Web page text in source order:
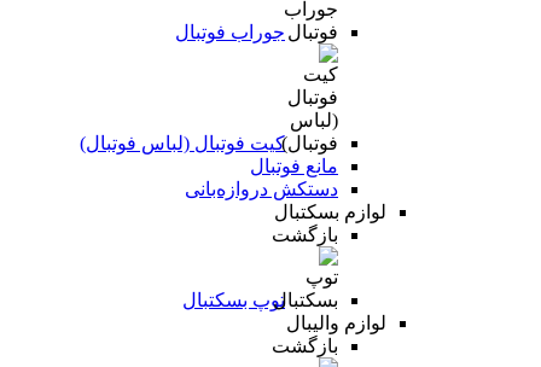
جوراب فوتبال
کیت فوتبال (لباس فوتبال)
مانع فوتبال
دستکش دروازه‌بانی
لوازم بسکتبال
بازگشت
توپ بسکتبال
لوازم والیبال
بازگشت